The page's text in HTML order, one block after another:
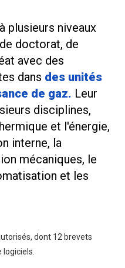
plusieurs niveaux
doctorat, de
avec des
dans des unités
de gaz. Leur
disciplines,
et l'énergie,
interne, la
mécaniques, le
et les
dont 12 brevets